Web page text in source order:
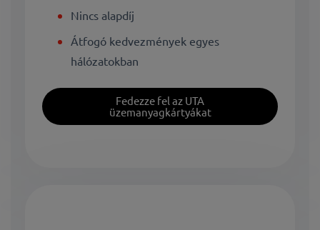
Nincs alapdíj
Átfogó kedvezmények egyes
hálózatokban
Fedezze fel az UTA
üzemanyagkártyákat